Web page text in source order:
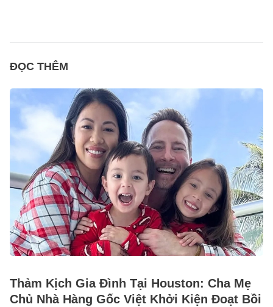
ĐỌC THÊM
Thảm Kịch Gia Đình Tại Houston: Cha Mẹ
Chủ Nhà Hàng Gốc Việt Khởi Kiện Đoạt Bồi